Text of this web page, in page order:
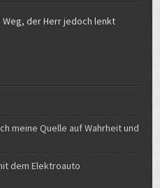
Weg, der Herr jedoch lenkt
meine Quelle auf Wahrheit und
dem Elektroauto